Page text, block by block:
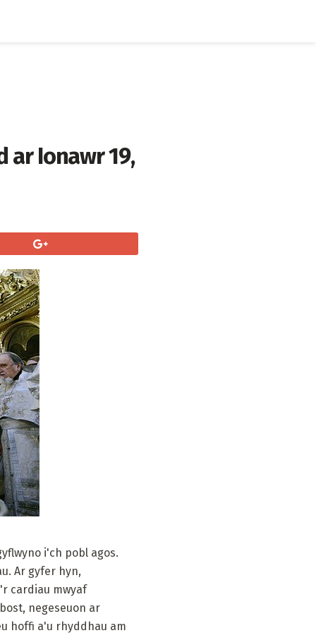
ar Ionawr 19,
i'ch pobl agos.
Ar gyfer hyn,
cardiau mwyaf
negeseuon ar
hoffi a'u rhyddhau am